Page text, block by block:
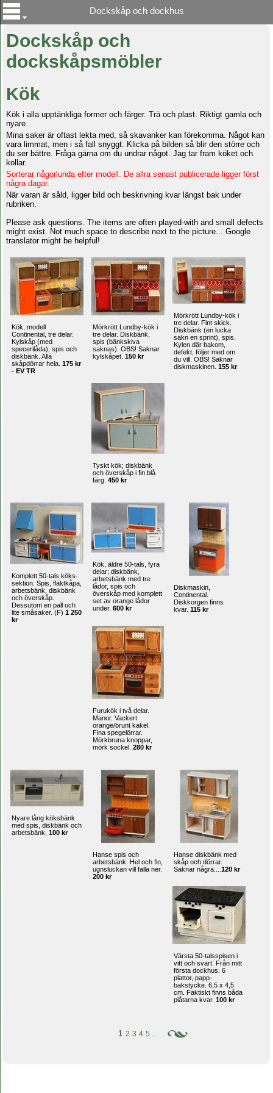
Dockskåp och dockhus
Dockskåp och
dockskåpsmöbler
Kök
Kök i alla upptänkliga former och färger. Trä och plast. Riktigt gamla och
nyare.
Mina saker är oftast lekta med, så skavanker kan förekomma. Något kan
vara limmat, men i så fall snyggt. Klicka på bilden så blir den större och
du ser bättre. Fråga gärna om du undrar något. Jag tar fram köket och
kollar.
Sorterar någorlunda efter modell. De allra senast publicerade ligger först
några dagar.
När varan är såld, ligger bild och beskrivning kvar längst bak under
rubriken.
Please ask questions. The items are often played-with and small defects
might exist. Not much space to describe next to the picture... Google
translator might be helpful!
Kök, modell
Continental, tre delar.
Kylskåp (med
specerilåda), spis och
diskbänk. Alla
skåpdörrar hela. 175 kr
- EV TR
Mörkrött Lundby-kök i
tre delar. Diskbänk,
spis (bänkskiva
saknas). OBS! Saknar
kylskåpet. 150 kr
Mörkrött Lundby-kök i
tre delar. Fint skick.
Diskbänk (en lucka
sakn en sprint), spis.
Kylen där bakom,
defekt, följer med om
du vill. OBS! Saknar
diskmaskinen. 155 kr
Tyskt kök; diskbänk
och överskåp i fin blå
färg. 450 kr
Komplett 50-tals köks-
sektion. Spis, fläktkåpa,
arbetsbänk, diskbänk
och överskåp.
Dessutom en pall och
lite småsaker. (F) 1 250
kr
Kök, äldre 50-tals, fyra
delar; diskbänk,
arbetsbänk med tre
lådor, spis och
överskåp med komplett
set av orange lådor
under. 600 kr
Diskmaskin,
Continental.
Diskkorgen finns
kvar. 115 kr
Furukök i två delar.
Manor. Vackert
orange/brunt kakel.
Fina spegelörrar.
Mörkbruna knoppar,
mörk sockel. 280 kr
Nyare lång köksbänk
med spis, diskbänk och
arbetsbänk, 100 kr
Hanse spis och
arbetsbänk. Hel och fin,
ugnsluckan vill falla ner.
200 kr
Hanse diskbänk med
skåp och dörrar.
Saknar några.... 120 kr
Värsta 50-talsspisen i
vitt och svart. Från mitt
första dockhus. 6
plattor, papp-
bakstycke. 6,5 x 4,5
cm. Faktiskt finns båda
plåtarna kvar. 100 kr
1 2 3 4 5